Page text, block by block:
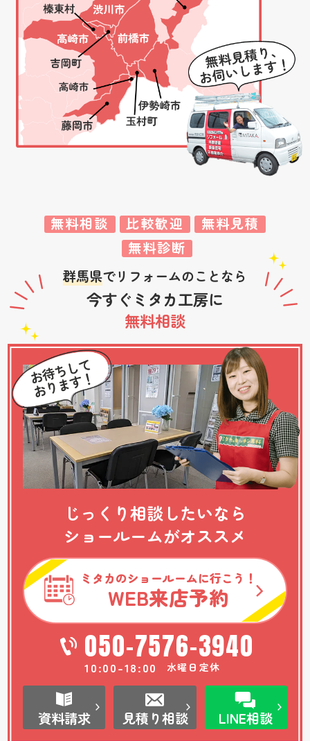
無料相談 比較歓迎
無料見積
無料診断
群馬県でリフォームのことなら
今すぐミタカ工房に
無料相談
じっくり相談したいなら
ショールームがオススメ
ミタカのショールームに行こう！
WEB来店予約
050-7576-3940
10:00-18:00 水曜日定休
資料請求 見積り相談 LINE相談